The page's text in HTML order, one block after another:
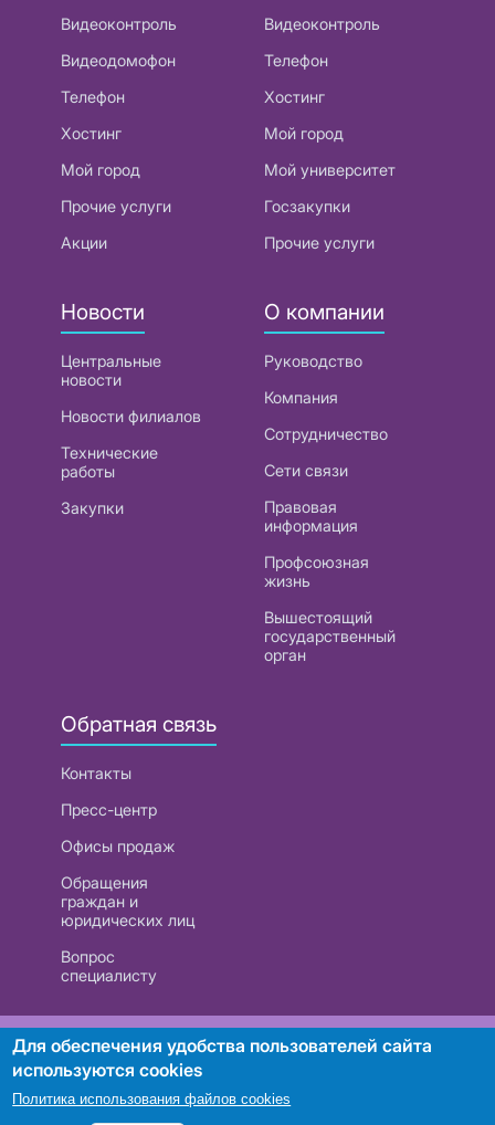
Видеоконтроль
Видеодомофон
Телефон
Хостинг
Мой город
Прочие услуги
Акции
Видеоконтроль
Телефон
Хостинг
Мой город
Мой университет
Госзакупки
Прочие услуги
Новости
Центральные
новости
Новости филиалов
Технические
работы
Закупки
О компании
Руководство
Компания
Сотрудничество
Сети связи
Правовая
информация
Профсоюзная
жизнь
Вышестоящий
государственный
орган
Обратная связь
Контакты
Пресс-центр
Офисы продаж
Обращения
граждан и
юридических лиц
Вопрос
специалисту
РУП «Белтелеком». УНП 101007741
Для обеспечения удобства пользователей сайта
используются cookies
Политика использования файлов cookies